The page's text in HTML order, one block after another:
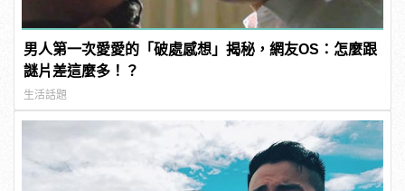
男人第一次愛愛的「破處感想」揭秘，網友OS：怎麼跟
謎片差這麼多！？
生活話題